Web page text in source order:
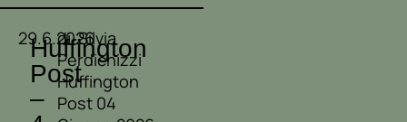
29.6.2026
Huffington
Post
–
di Silvia
Perdichizzi
Huffington
Post 04